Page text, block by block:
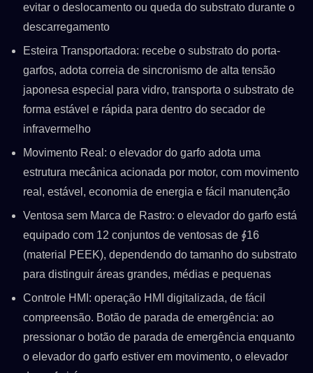
evitar o deslocamento ou queda do substrato durante o
descarregamento
Esteira Transportadora: recebe o substrato do porta-
garfos, adota correia de sincronismo de alta tensão
japonesa especial para vidro, transporta o substrato de
forma estável e rápida para dentro do secador de
infravermelho
Movimento Real: o elevador do garfo adota uma
estrutura mecânica acionada por motor, com movimento
real, estável, economia de energia e fácil manutenção
Ventosa sem Marca de Rastro: o elevador do garfo está
equipado com 12 conjuntos de ventosas de ∮16
(material PEEK), dependendo do tamanho do substrato
para distinguir áreas grandes, médias e pequenas
Controle HMI: operação HMI digitalizada, de fácil
compreensão. Botão de parada de emergência: ao
pressionar o botão de parada de emergência enquanto
o elevador do garfo estiver em movimento, o elevador